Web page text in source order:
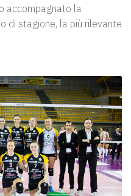
accompagnato la
di stagione, la più rilevante